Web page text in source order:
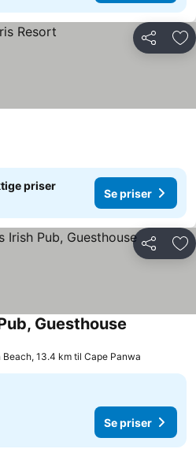
Del
priser
Se priser
Del
Guesthouse
Beach, 13.4 km til Cape Panwa
Se priser